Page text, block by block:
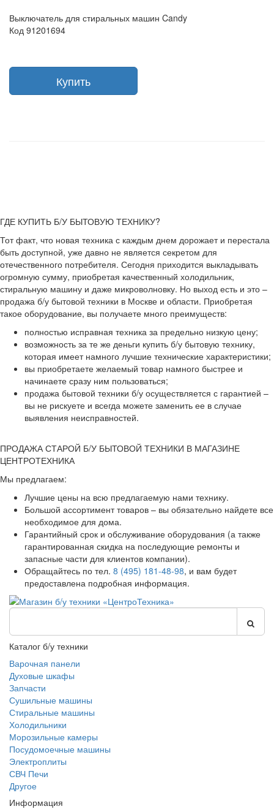
Выключатель для стиральных машин Candy
Код 91201694
ГДЕ КУПИТЬ Б/У БЫТОВУЮ ТЕХНИКУ?
Тот факт, что новая техника с каждым днем дорожает и перестала
быть доступной, уже давно не является секретом для
отечественного потребителя. Сегодня приходится выкладывать
огромную сумму, приобретая качественный холодильник,
стиральную машину и даже микроволновку. Но выход есть и это –
продажа б/у бытовой техники в Москве и области. Приобретая
такое оборудование, вы получаете много преимуществ:
полностью исправная техника за предельно низкую цену;
возможность за те же деньги купить б/у бытовую технику,
которая имеет намного лучшие технические характеристики;
вы приобретаете желаемый товар намного быстрее и
начинаете сразу ним пользоваться;
продажа бытовой техники б/у осуществляется с гарантией –
вы не рискуете и всегда можете заменить ее в случае
выявления неисправностей.
ПРОДАЖА СТАРОЙ Б/У БЫТОВОЙ ТЕХНИКИ В МАГАЗИНЕ
ЦЕНТРОТЕХНИКА
Мы предлагаем:
Лучшие цены на всю предлагаемую нами технику.
Большой ассортимент товаров – вы обязательно найдете все
необходимое для дома.
Гарантийный срок и обслуживание оборудования (а также
гарантированная скидка на последующие ремонты и
запасные части для клиентов компании).
Обращайтесь по тел. 8 (495) 181-48-98, и вам будет
предоставлена подробная информация.
Каталог б/у техники
Варочная панели
Духовые шкафы
Запчасти
Сушильные машины
Стиральные машины
Холодильники
Морозильные камеры
Посудомоечные машины
Электроплиты
СВЧ Печи
Другое
Информация